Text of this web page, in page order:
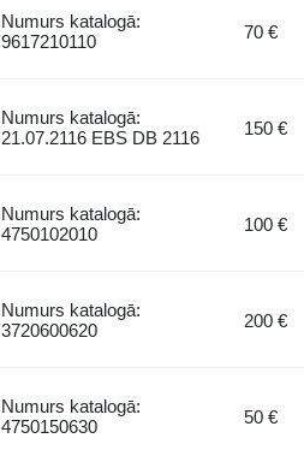
Numurs katalogā:
9617210110
70 €
Numurs katalogā:
21.07.2116 EBS DB 2116
150 €
Numurs katalogā:
4750102010
100 €
Numurs katalogā:
3720600620
200 €
Numurs katalogā:
4750150630
50 €